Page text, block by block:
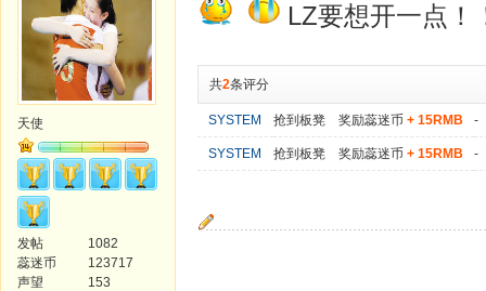
天使
发帖
1082
蕊迷币
123717
声望
153
LZ要想开一点
共2条评分
SYSTEM 抢到板凳 奖励蕊迷币 + 15RMB -
SYSTEM 抢到板凳 奖励蕊迷币 + 15RMB -